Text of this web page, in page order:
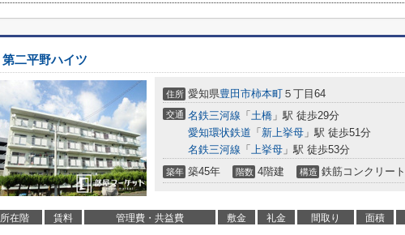
第二平野ハイツ
住所 愛知県豊田市柿本町 ５丁目64
交通 名鉄三河線 「 土橋 」駅 徒歩29分
愛知環状鉄道 「 新上挙母 」駅 徒歩51分
名鉄三河線 「 上挙母 」駅 徒歩53分
築年 築45年 階数 4階建 構造 鉄筋コンクリート
所在階 賃料 管理費・共益費 敷金 礼金 間取り 面積